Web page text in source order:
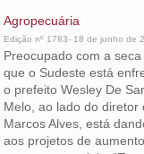
Agropecuária
Edição nº 1783- 18 de junho de
Preocupado com a seca
que o Sudeste está
o prefeito Wesley De
Melo, ao lado do diretor
Marcos Alves, está
aos projetos de